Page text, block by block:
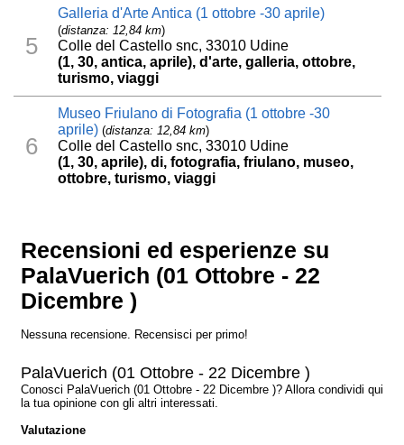
5
Galleria d'Arte Antica (1 ottobre -30 aprile)
(distanza: 12,84 km)
Colle del Castello snc, 33010 Udine
(1, 30, antica, aprile), d'arte, galleria, ottobre,
turismo, viaggi
6
Museo Friulano di Fotografia (1 ottobre -30
aprile) (distanza: 12,84 km)
Colle del Castello snc, 33010 Udine
(1, 30, aprile), di, fotografia, friulano, museo,
ottobre, turismo, viaggi
Recensioni ed esperienze su
PalaVuerich (01 Ottobre - 22
Dicembre )
Nessuna recensione. Recensisci per primo!
PalaVuerich (01 Ottobre - 22 Dicembre )
Conosci PalaVuerich (01 Ottobre - 22 Dicembre )? Allora condividi qui
la tua opinione con gli altri interessati.
Valutazione